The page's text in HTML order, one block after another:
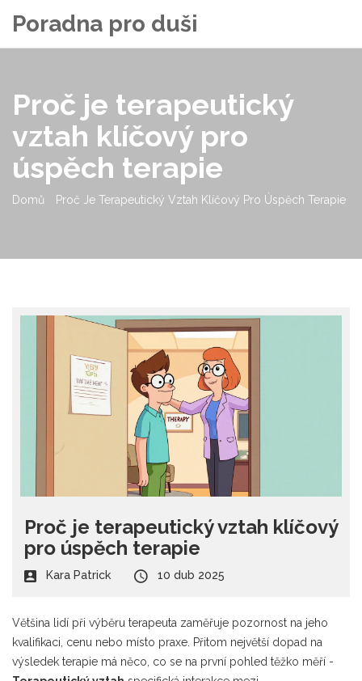
Poradna pro duši
Proč je terapeutický
vztah klíčový pro
úspěch terapie
Domů Proč Je Terapeutický Vztah Klíčový Pro Úspěch Terapie
Proč je terapeutický vztah klíčový
pro úspěch terapie
Kara Patrick 10 dub 2025
Většina lidí při výběru terapeuta zaměřuje pozornost na jeho
kvalifikaci, cenu nebo místo praxe. Přitom největší dopad na
výsledek terapie má něco, co se na první pohled těžko měří -